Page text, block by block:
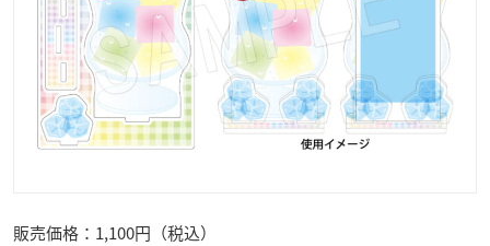
販売価格：1,100円（税込）